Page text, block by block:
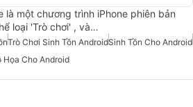
là một chương trình iPhone phiên bản
loại 'Trò chơi' , và…
Trò Chơi Sinh Tồn AndroidSinh Tồn Cho Android
Họa Cho Android